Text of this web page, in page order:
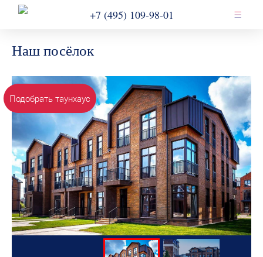
+7 (495) 109-98-01
Наш посёлок
Подобрать таунхаус